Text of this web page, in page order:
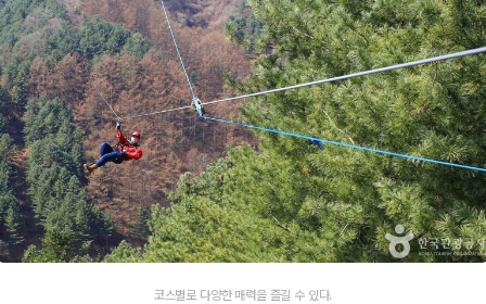
코스별로 다양한 매력을 즐길 수 있다.